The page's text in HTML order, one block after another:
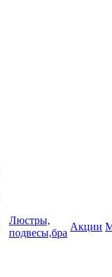
Люстры,
подвесы,бра
Акции